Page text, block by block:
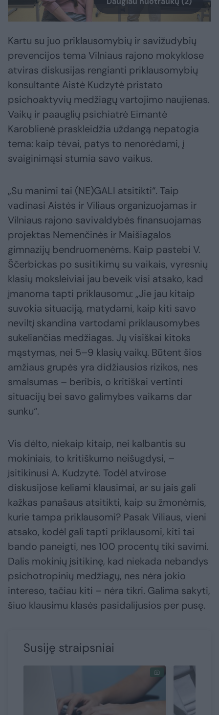
Kartu su juo priklausomybių ir savižudybių
prevencijos tema Vilniaus rajono mokyklose
atviras diskusijas rengianti priklausomybių
konsultantė Aistė Kudzytė pristato
psichoaktyvių medžiagų vartojimo naujienas.
Vaikų ir paauglių psichiatrė Eimantė
Karoblienė praskleidžia uždangą nepatogia
tema: kaip tėvai, patys to nenorėdami, į
svaiginimąsi stumia savo vaikus.
„Su manimi tai (NE)GALI atsitikti“. Taip
vadinasi Aistės ir Viliaus organizuojamas ir
Vilniaus rajono savivaldybės finansuojamas
projektas Nemenčinės ir Maišiagalos
gimnazijų bendruomenėms. Kaip pastebi V.
Ščerbickas po susitikimų su vaikais, vyresnių
klasių moksleiviai jau beveik visi atsako, kad
įmanoma tapti priklausomu: „Jie jau kitaip
suvokia situaciją, matydami, kaip kiti savo
neviltį skandina vartodami priklausomybes
sukeliančias medžiagas. Jų visiškai kitoks
mąstymas, nei 5–9 klasių vaikų. Būtent šios
amžiaus grupės yra didžiausios rizikos, nes
smalsumas – beribis, o kritiškai vertinti
situacijų bei savo galimybes vaikams dar
sunku“.
Vis dėlto, niekaip kitaip, nei kalbantis su
mokiniais, to kritiškumo neišugdysi, –
įsitikinusi A. Kudzytė. Todėl atvirose
diskusijose keliami klausimai, ar su jais gali
kažkas panašaus atsitikti, kaip su žmonėmis,
kurie tampa priklausomi? Pasak Viliaus, vieni
atsako, kodėl gali tapti priklausomi, kiti tai
bando paneigti, nes 100 procentų tiki savimi.
Dalis mokinių įsitikinę, kad niekada nebandys
psichotropinių medžiagų, nes nėra jokio
intereso, tačiau kiti – nėra tikri. Galima sakyti,
šiuo klausimu klasės pasidalijusios per pusę.
Susiję straipsniai